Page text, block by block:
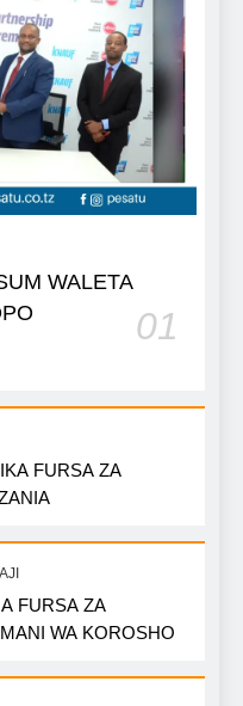
WALETA
01
FURSA ZA
FURSA ZA
WA KOROSHO